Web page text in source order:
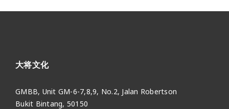
大将文化
GMBB, Unit GM-6-7,8,9, No.2, Jalan Robertson
Bukit Bintang, 50150